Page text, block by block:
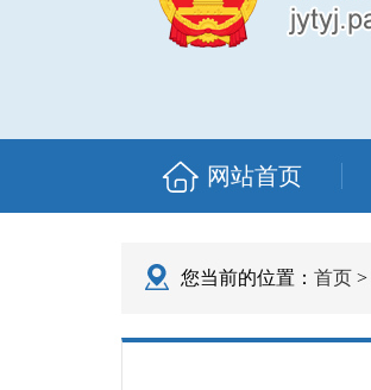
网站首页
您当前的位置： 首页 >